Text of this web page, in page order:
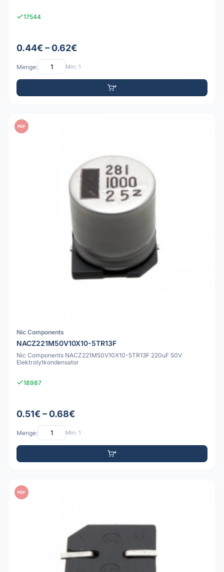
17544
0.44€ – 0.62€
Menge: Min: 1
PDF
Nic Components
NACZ221M50V10X10-5TR13F
Nic Components NACZ221M50V10X10-5TR13F 220uF 50V
Elektrolytkondensator
18987
0.51€ – 0.68€
Menge: Min: 1
PDF